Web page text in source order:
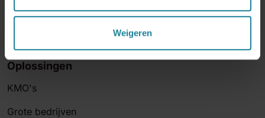
Weigeren
Bellen met Microsoft Teams
Oplossingen
KMO's
Grote bedrijven